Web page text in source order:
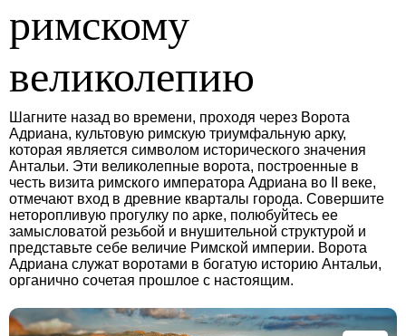
римскому
великолепию
Шагните назад во времени, проходя через Ворота
Адриана, культовую римскую триумфальную арку,
которая является символом исторического значения
Антальи. Эти великолепные ворота, построенные в
честь визита римского императора Адриана во II веке,
отмечают вход в древние кварталы города. Совершите
неторопливую прогулку по арке, полюбуйтесь ее
замысловатой резьбой и внушительной структурой и
представьте себе величие Римской империи. Ворота
Адриана служат воротами в богатую историю Антальи,
органично сочетая прошлое с настоящим.